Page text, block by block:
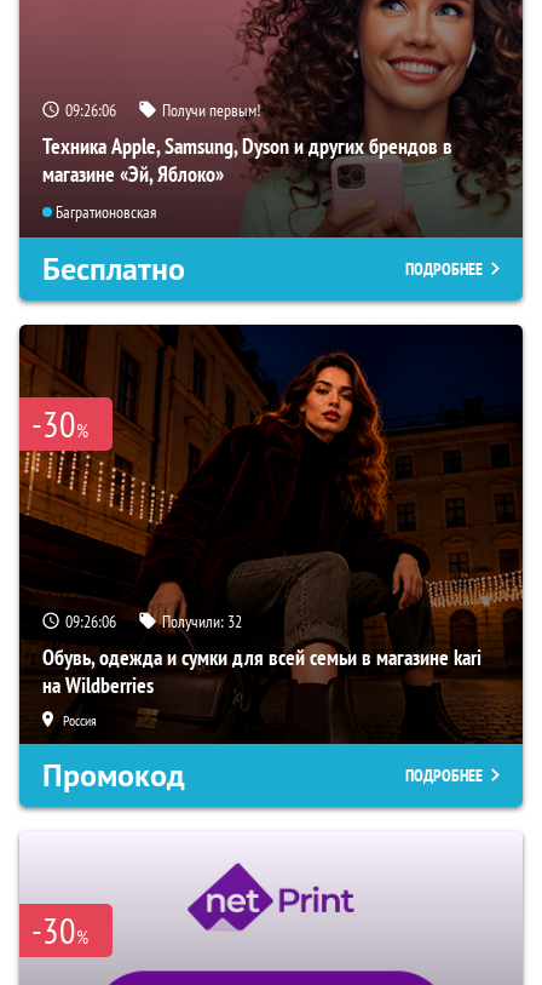
09:26:05 Получи первым!
Техника Apple, Samsung, Dyson и других брендов в
магазине «Эй, Яблоко»
Багратионовская
Бесплатно ПОДРОБНЕЕ
-30%
09:26:05 Получили: 32
Обувь, одежда и сумки для всей семьи в магазине kari
на Wildberries
Россия
Промокод ПОДРОБНЕЕ
-30%